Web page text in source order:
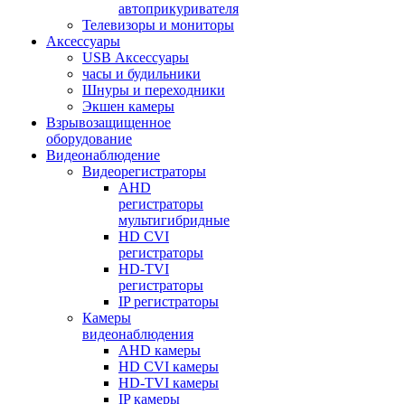
автоприкуривателя
Телевизоры и мониторы
Аксессуары
USB Аксессуары
часы и будильники
Шнуры и переходники
Экшен камеры
Взрывозащищенное
оборудование
Видеонаблюдение
Видеорегистраторы
AHD
регистраторы
мультигибридные
HD CVI
регистраторы
HD-TVI
регистраторы
IP регистраторы
Камеры
видеонаблюдения
AHD камеры
HD CVI камеры
HD-TVI камеры
IP камеры